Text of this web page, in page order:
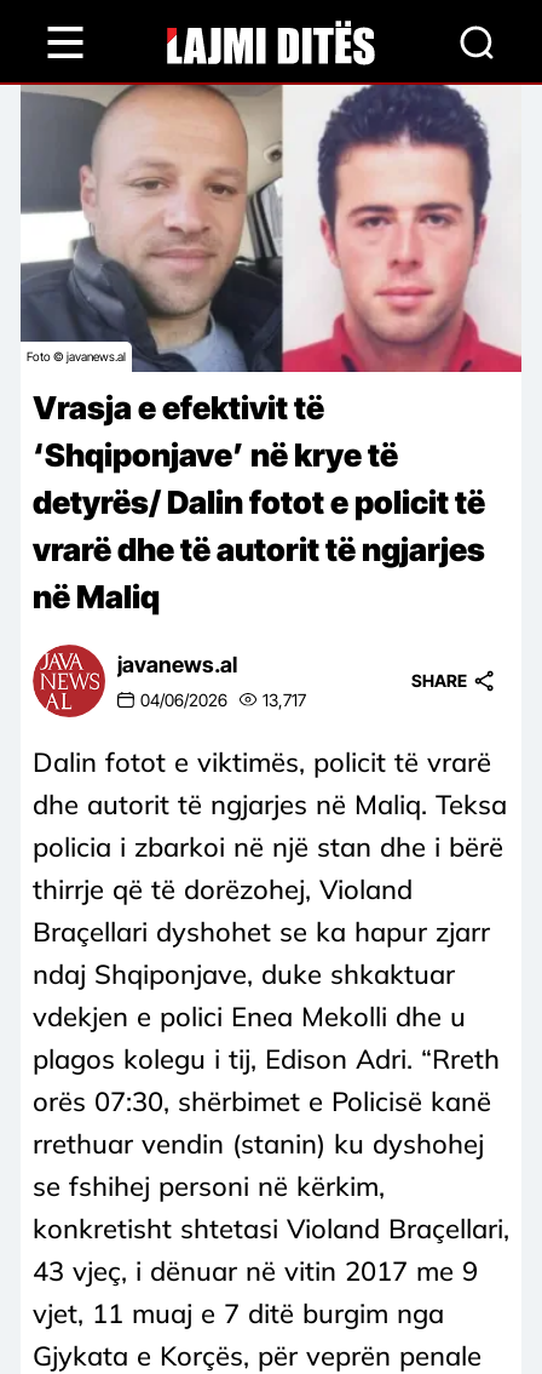
content
Foto © javanews.al
Vrasja e efektivit të
‘Shqiponjave’ në krye të
detyrës/ Dalin fotot e policit të
vrarë dhe të autorit të ngjarjes
në Maliq
javanews.al
04/06/2026 13,717
SHARE
Dalin fotot e viktimës, policit të vrarë
dhe autorit të ngjarjes në Maliq. Teksa
policia i zbarkoi në një stan dhe i bërë
thirrje që të dorëzohej, Violand
Braçellari dyshohet se ka hapur zjarr
ndaj Shqiponjave, duke shkaktuar
vdekjen e polici Enea Mekolli dhe u
plagos kolegu i tij, Edison Adri. “Rreth
orës 07:30, shërbimet e Policisë kanë
rrethuar vendin (stanin) ku dyshohej
se fshihej personi në kërkim,
konkretisht shtetasi Violand Braçellari,
43 vjeç, i dënuar në vitin 2017 me 9
vjet, 11 muaj e 7 ditë burgim nga
Gjykata e Korçës, për veprën penale